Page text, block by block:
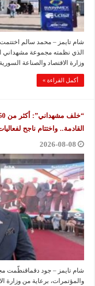
شام تايمز – محمد سالم اختتمت
الذي نظمته مجموعة مشهداني
وزارة الاقتصاد والصناعة
أكمل القراءة »
القادمة.. واختتام ناجح
2026-08-08
شام تايمز – جود دقماقنظّمت
والمؤتمرات، برعاية من وزارة